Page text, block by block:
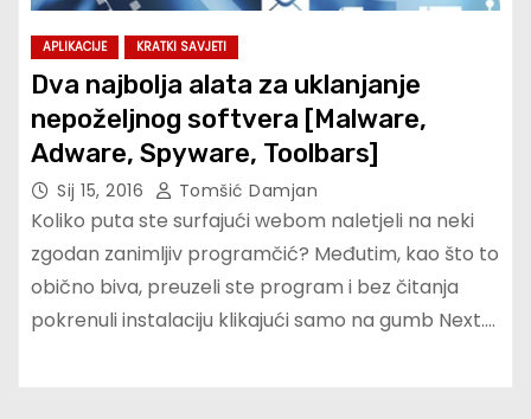
APLIKACIJE KRATKI SAVJETI
Dva najbolja alata za uklanjanje
nepoželjnog softvera [Malware,
Adware, Spyware, Toolbars]
Sij 15, 2016 Tomšić Damjan
Koliko puta ste surfajući webom naletjeli na neki
zgodan zanimljiv programčić? Međutim, kao što to
obično biva, preuzeli ste program i bez čitanja
pokrenuli instalaciju klikajući samo na gumb Next.…